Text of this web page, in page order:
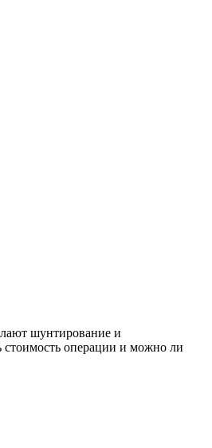
шунтирование и
стоимость операции и можно ли